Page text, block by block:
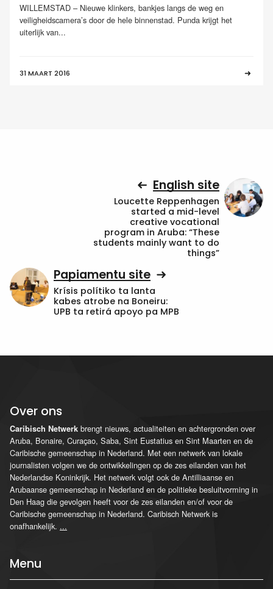
WILLEMSTAD – Nieuwe klinkers, bankjes langs de weg en
veiligheidscamera’s door de hele binnenstad. Punda krijgt het
uiterlijk van...
31 MAART 2016
English site
Loucette Reppenhagen
started a mid-level
creative vocational
program in Aruba: “These
students mainly want to do
things”
Papiamentu site
Krísis polítiko ta lanta
kabes atrobe na Boneiru:
UPB ta retirá apoyo pa MPB
Over ons
Caribisch Netwerk brengt nieuws, actualiteiten en achtergronden over
Aruba, Bonaire, Curaçao, Saba, Sint Eustatius en Sint Maarten en de
Caribische gemeenschap in Nederland. Met een netwerk van lokale
journalisten volgen we de ontwikkelingen op de zes eilanden van het
Nederlandse Koninkrijk. Het netwerk volgt ook de Antilliaanse en
Arubaanse gemeenschap in Nederland en de politieke besluitvorming in
Den Haag die gevolgen heeft voor de zes eilanden en/of voor de
Caribische gemeenschap in Nederland. Caribisch Netwerk is
onafhankelijk. ...
Menu